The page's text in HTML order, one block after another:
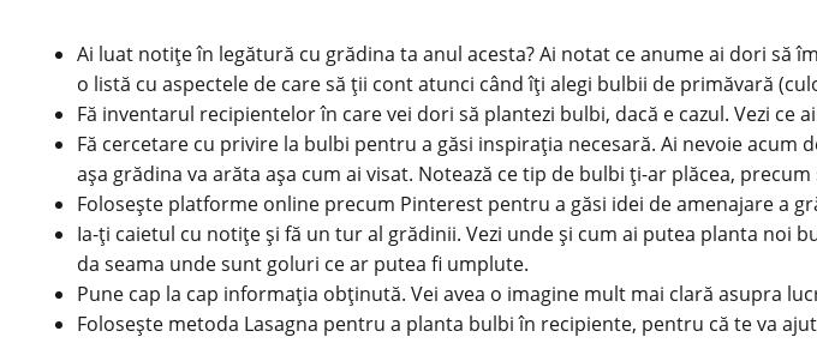
Ai luat notițe în legătură cu grădina ta anul acesta? Ai notat ce anume ai dori să
o listă cu aspectele de care să ții cont atunci când îți alegi bulbii de primăvară
Fă inventarul recipientelor în care vei dori să plantezi bulbi, dacă e cazul. Vezi ce
Fă cercetare cu privire la bulbi pentru a găsi inspirația necesară. Ai nevoie
așa grădina va arăta așa cum ai visat. Notează ce tip de bulbi ți-ar plăcea,
Folosește platforme online precum Pinterest pentru a găsi idei de amenajare a
Ia-ți caietul cu notițe și fă un tur al grădinii. Vezi unde și cum ai putea planta noi
da seama unde sunt goluri ce ar putea fi umplute.
Pune cap la cap informația obținută. Vei avea o imagine mult mai clară asupra
Folosește metoda Lasagna pentru a planta bulbi în recipiente, pentru că te va